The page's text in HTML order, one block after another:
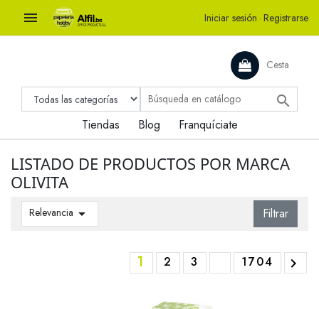
 Iniciar sesión · Registrarse
Cesta

Tiendas Blog Franquíciate
LISTADO DE PRODUCTOS POR MARCA
OLIVITA
Relevancia  Filtrar
1 2 3 1704 